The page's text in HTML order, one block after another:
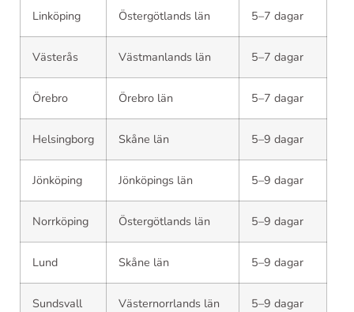
Linköping Östergötlands län 5–7 dagar
Västerås Västmanlands län 5–7 dagar
Örebro Örebro län 5–7 dagar
Helsingborg Skåne län 5–9 dagar
Jönköping Jönköpings län 5–9 dagar
Norrköping Östergötlands län 5–9 dagar
Lund Skåne län 5–9 dagar
Sundsvall Västernorrlands län 5–9 dagar